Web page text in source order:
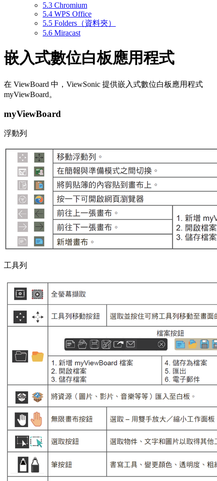
5.3 Chromium
5.4 WPS Office
5.5 Folders（資料夾）
5.6 Miracast
嵌入式數位白板應用程式
在 ViewBoard 中，ViewSonic 提供嵌入式數位白板應用程式
myViewBoard。
myViewBoard
浮動列
工具列